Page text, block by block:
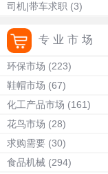
司机|带车求职 (3)
专业市场
环保市场 (223)
鞋帽市场 (67)
化工产品市场 (161)
花鸟市场 (28)
求购需要 (30)
食品机械 (294)